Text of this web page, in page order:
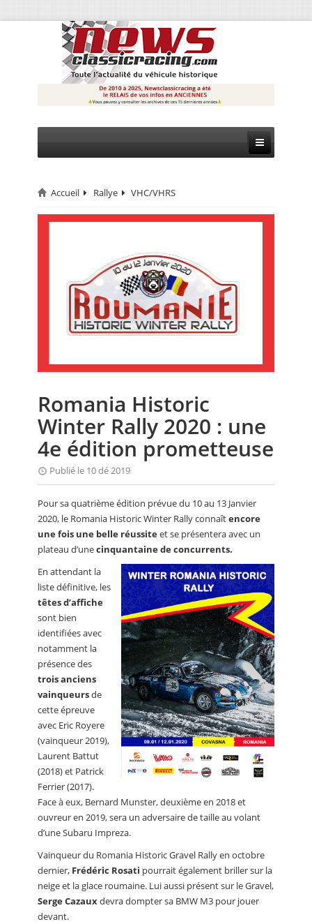
CIRCUIT
EVÈNEMENTS
CALENDRIER
ANNUAIRES
PETITES ANNONCES
Accueil Rallye VHC/VHRS
Romania Historic
Winter Rally 2020 : une
4e édition prometteuse
Publié le 10 dé 2019
Pour sa quatrième édition prévue du 10 au 13 Janvier
2020, le Romania Historic Winter Rally connaîtencore
une fois une belle réussiteet se présentera avec un
plateau d’unecinquantaine de concurrents.
En attendant la
liste définitive, les
têtes d’affiche
sont bien
identifiées avec
notamment la
présence des
trois anciens
vainqueursde
cette épreuve
avec Eric Royere
(vainqueur 2019),
Laurent Battut
(2018) et Patrick
Ferrier (2017).
Face à eux, Bernard Munster, deuxième en 2018 et
ouvreur en 2019, sera un adversaire de taille au volant
d’une Subaru Impreza.
Vainqueur du Romania Historic Gravel Rally en octobre
dernier, Frédéric Rosati pourrait également briller sur la
neige et la glace roumaine. Lui aussi présent sur le Gravel,
Serge Cazauxdevra dompter sa BMW M3 pour jouer
devant.